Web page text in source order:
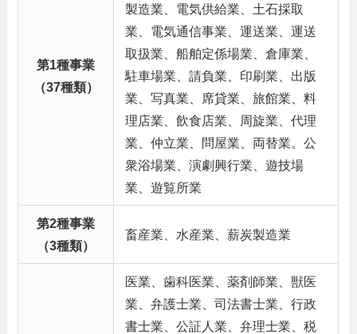
第1種事業
（37種類）
製造業、電気供給業、土石採取
業、電気通信事業、運送業、運送
取扱業、船舶定係場業、倉庫業、
駐車場業、請負業、印刷業、出版
業、写真業、席貸業、旅館業、料
理店業、飲食店業、周旋業、代理
業、仲立業、問屋業、両替業。公
衆浴場業、演劇興行業、遊技場
業、遊覧所業
第2種事業
（3種類）
畜産業、水産業、薪炭製造業
医業、歯科医業、薬剤師業、獣医
業、弁護士業、司法書士業、行政
書士業、公証人業、弁理士業、税